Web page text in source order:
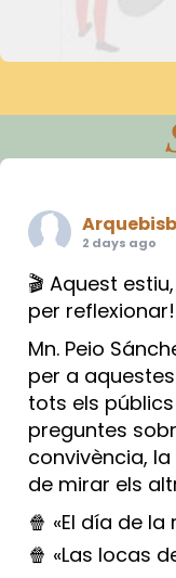
2 days ago
🎬 Aquest
per reflexionar!
Mn. Peio
per a
tots els
preguntes
convivència,
de mirar els
🍿 «El día de
🍿 «Las locas